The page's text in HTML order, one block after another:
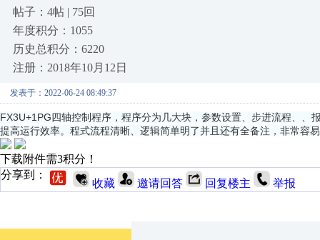
帖子：4帖 | 75回
年度积分：1055
历史总积分：6220
注册：2018年10月12日
发表于：2022-06-24 08:49:37
FX3U+1PG四轴控制程序，程序分为几大块，参数设置、步进流程、
提高运行效率。程式流程清晰、逻辑简单明了并且还有全备注，非常容
下载附件需3积分！
分享到：
收藏 邀请回答 回复楼主 举报